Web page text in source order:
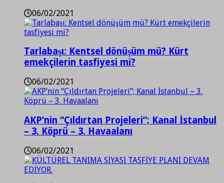
06/02/2021
Tarlabaşı: Kentsel dönüşüm mü? Kürt
emekçilerin tasfiyesi mi?
06/02/2021
AKP’nin “Çıldırtan Projeleri”; Kanal İstanbul
– 3. Köprü – 3. Havaalanı
06/02/2021